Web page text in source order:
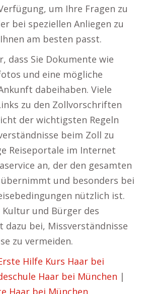
um Ihre Fragen zu
bei speziellen Anliegen zu
am besten passt.
dass Sie Dokumente wie
und eine mögliche
dabeihaben. Viele
zu den Zollvorschriften
der wichtigsten Regeln
beim Zoll zu
Reiseportale im Internet
an, der den gesamten
und besonders bei
nützlich ist.
und Bürger des
dazu bei, Missverständnisse
zu vermeiden.
Hilfe Kurs Haar bei
Haar bei München |
Haar bei München